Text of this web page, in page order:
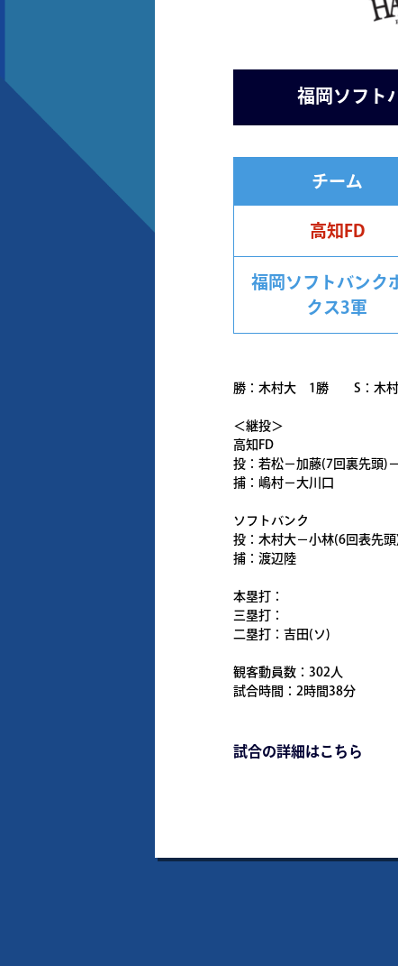
福岡ソフト
チーム
高知FD
福岡ソフトバンク
クス3軍
勝：木村大 1勝 S：木
＜継投＞
高知FD
投：若松－加藤(7回裏先頭)
捕：嶋村－大川口
ソフトバンク
投：木村大－小林(6回表先
捕：渡辺陸
本塁打：
三塁打：
二塁打：吉田(ソ)
観客動員数：302人
試合時間：2時間38分
試合の詳細はこちら